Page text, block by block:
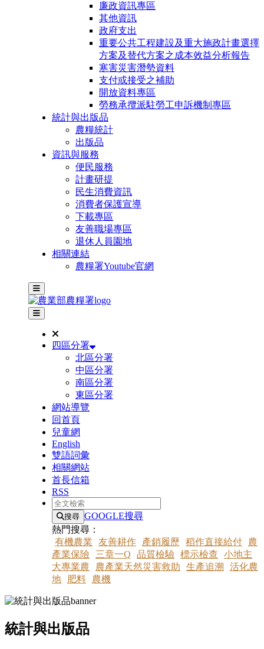
廉政資訊專區
其他資訊
政府支出
重要公共工程建設及重大施政計畫選擇
方案及替代方案之成本效益分析報告
寒害災害潛勢資料
支付或接受之補助
開放資料專區
勞務承攬派駐勞工申訴機制專區
統計與出版品
農糧統計
出版品
資訊與服務
便民服務
計畫研提
民生消費資訊
消費者保護宣導
下載專區
友善職場專區
退休人員園地
相關連結
農糧署Youtube官網
主選單
其他網站選單
四區分署
北區分署
中區分署
南區分署
東區分署
網站導覽
回首頁
兒童網
English
雙語詞彙
相關網站
首長信箱
RSS
全文檢索
搜尋 GOOGLE搜尋
熱門搜尋：
有機農業
友善耕作 產銷履歷 稻作直接給付
農
產業保險
三章一Q 品質檢驗 標示檢查
小地主
大專業農
農產業天然災害救助 生產追溯
活化農
地
肥料 農機
統計與出版品